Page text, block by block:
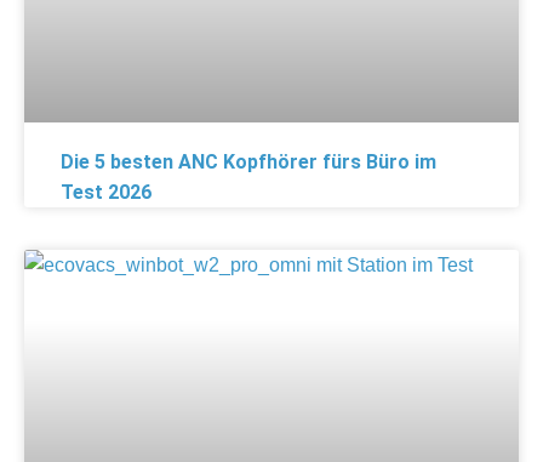
Die 5 besten ANC Kopfhörer fürs Büro im
Test 2026